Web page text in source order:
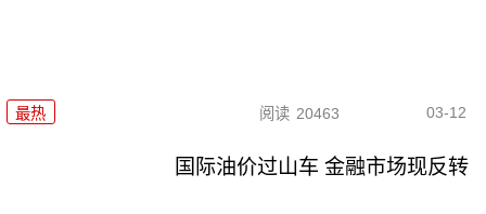
最热 阅读 20463 03-12
国际油价过山车 金融市场现反转